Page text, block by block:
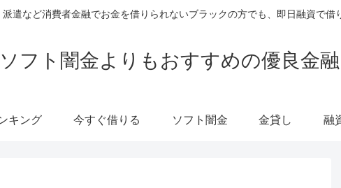
遣など消費者金融でお金を借りられないブラックの方でも、即日融資で借
ソフト闇金よりもおすすめの優良金融
キング 今すぐ借りる ソフト闇金 金貸し 融